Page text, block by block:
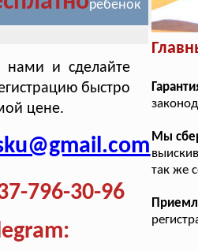
ребенок
нами и сделайте
быстро
цене.
796-30-96
Мы
так же